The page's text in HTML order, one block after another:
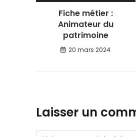
Fiche métier :
Animateur du
patrimoine
20 mars 2024
Laisser un